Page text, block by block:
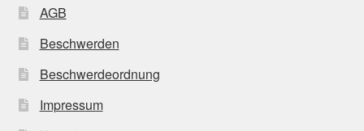
AGB
Beschwerden
Beschwerdeordnung
Impressum